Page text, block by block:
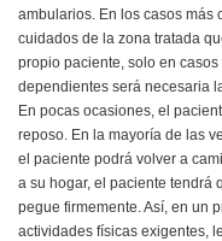
ambularios. En los casos más
cuidados de la zona tratada
propio paciente, solo en
dependientes será necesaria
En pocas ocasiones, el
reposo. En la mayoría de las
el paciente podrá volver a
a su hogar, el paciente tendrá
pegue firmemente. Así, en un
actividades físicas exigentes,